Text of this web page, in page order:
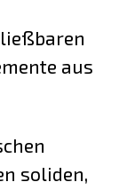
aus
soliden,